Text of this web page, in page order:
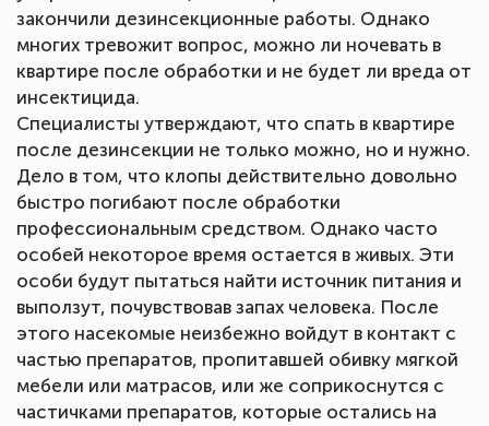
закончили дезинсекционные работы. Однако
многих тревожит вопрос, можно ли ночевать в
квартире после обработки и не будет ли вреда от
инсектицида.
Специалисты утверждают, что спать в квартире
после дезинсекции не только можно, но и нужно.
Дело в том, что клопы действительно довольно
быстро погибают после обработки
профессиональным средством. Однако часто
особей некоторое время остается в живых. Эти
особи будут пытаться найти источник питания и
выползут, почувствовав запах человека. После
этого насекомые неизбежно войдут в контакт с
частью препаратов, пропитавшей обивку мягкой
мебели или матрасов, или же соприкоснутся с
частичками препаратов, которые остались на